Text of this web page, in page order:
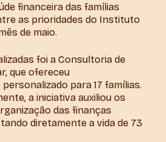
financeira das famílias
as prioridades do Instituto
de maio.
foi a Consultoria de
que ofereceu
para 17 famílias.
a iniciativa auxiliou os
das finanças
diretamente a vida de 73